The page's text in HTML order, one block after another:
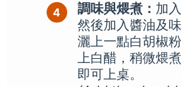
調味與煨煮： 加
然後加入醬油及
灑上一點白胡椒
上白醋，稍微煨
即可上桌。